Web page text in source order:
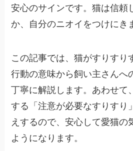
安心のサインです。猫は信頼
か、自分のニオイをつけにき
この記事では、猫がすりすり
行動の意味から飼い主さんへ
丁寧に解説します。あわせて
する「注意が必要なすりすり
えするので、安心して愛猫の
ようになります。